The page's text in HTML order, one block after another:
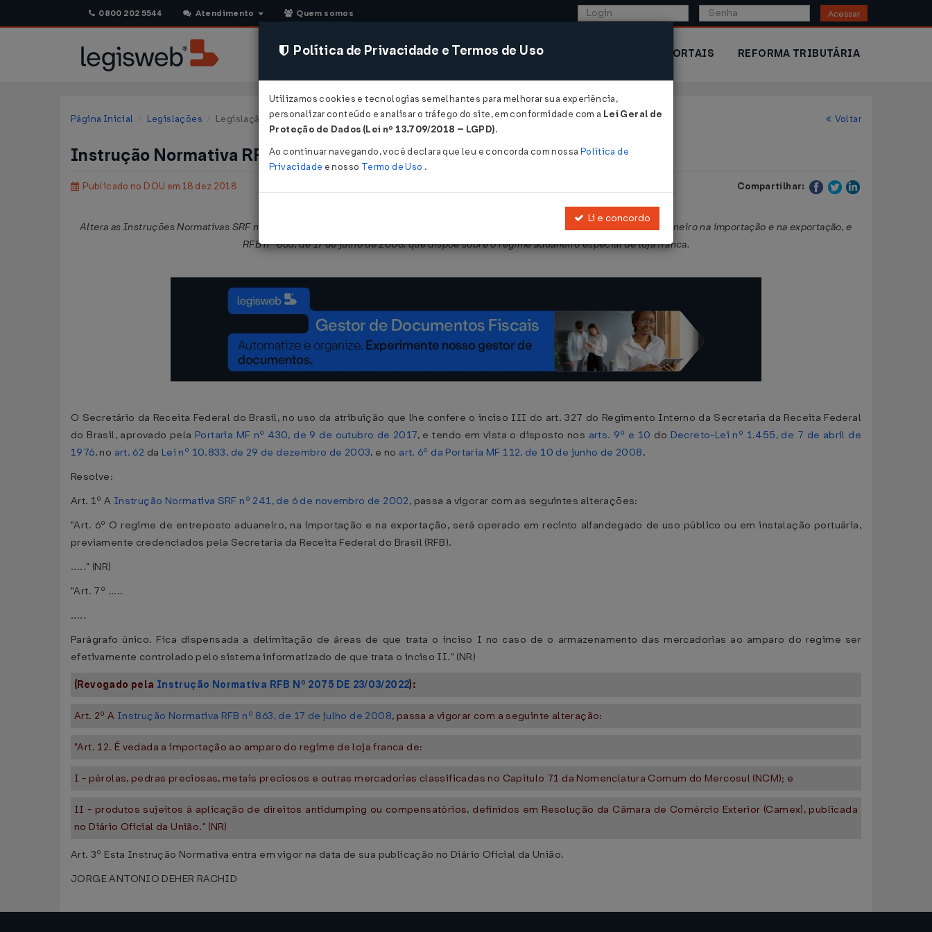
0800 202 5544 Atendimento Quem somos Acessar
CONSULTORIA SISTEMAS COMÉRCIO EXTERIOR PORTAIS REFORMA TRIBUTÁRIA
Página Inicial Legislações Legislação Federal Voltar
Instrução Normativa RFB Nº 1857 DE 17/12/2018
Publicado no DOU em 18 dez 2018 Compartilhar:
Altera as Instruções Normativas SRF nº 241, de 6 de novembro de 2002, que dispõe sobre o regime especial de entreposto aduaneiro na importação e na exportação, e
RFB nº 863, de 17 de julho de 2008, que dispõe sobre o regime aduaneiro especial de loja franca.
O Secretário da Receita Federal do Brasil, no uso da atribuição que lhe confere o inciso III do art. 327 do Regimento Interno da Secretaria da Receita Federal
do Brasil, aprovado pela Portaria MF nº 430, de 9 de outubro de 2017, e tendo em vista o disposto nos arts. 9º e 10 do Decreto-Lei nº 1.455, de 7 de abril de
1976, no art. 62 da Lei nº 10.833, de 29 de dezembro de 2003, e no art. 6º da Portaria MF 112, de 10 de junho de 2008,
Resolve:
Art. 1º A Instrução Normativa SRF nº 241, de 6 de novembro de 2002, passa a vigorar com as seguintes alterações:
"Art. 6º O regime de entreposto aduaneiro, na importação e na exportação, será operado em recinto alfandegado de uso público ou em instalação portuária,
previamente credenciados pela Secretaria da Receita Federal do Brasil (RFB).
....." (NR)
"Art. 7º .....
.....
Parágrafo único. Fica dispensada a delimitação de áreas de que trata o inciso I no caso de o armazenamento das mercadorias ao amparo do regime ser
efetivamente controlado pelo sistema informatizado de que trata o inciso II." (NR)
(Revogado pela Instrução Normativa RFB Nº 2075 DE 23/03/2022):
Art. 2º A Instrução Normativa RFB nº 863, de 17 de julho de 2008, passa a vigorar com a seguinte alteração:
"Art. 12. É vedada a importação ao amparo do regime de loja franca de:
I - pérolas, pedras preciosas, metais preciosos e outras mercadorias classificadas no Capítulo 71 da Nomenclatura Comum do Mercosul (NCM); e
II - produtos sujeitos à aplicação de direitos antidumping ou compensatórios, definidos em Resolução da Câmara de Comércio Exterior (Camex), publicada
no Diário Oficial da União." (NR)
Art. 3º Esta Instrução Normativa entra em vigor na data de sua publicação no Diário Oficial da União.
JORGE ANTONIO DEHER RACHID
Política de Privacidade e Termos de Uso
Utilizamos cookies e tecnologias semelhantes para melhorar sua experiência,
personalizar conteúdo e analisar o tráfego do site, em conformidade com a Lei Geral de
Proteção de Dados (Lei nº 13.709/2018 – LGPD).
Ao continuar navegando, você declara que leu e concorda com nossa Política de
Privacidade e nosso Termo de Uso .
Li e concordo